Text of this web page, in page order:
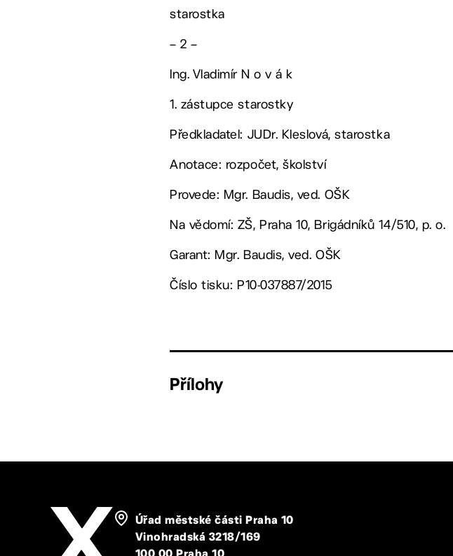
starostka
– 2 –
Ing. Vladimír N o v á k
1. zástupce starostky
Předkladatel: JUDr. Kleslová, starostka
Anotace: rozpočet, školství
Provede: Mgr. Baudis, ved. OŠK
Na vědomí: ZŠ, Praha 10, Brigádníků 14/510, p. o.
Garant: Mgr. Baudis, ved. OŠK
Číslo tisku: P10-037887/2015
Přílohy
Úřad městské části Praha 10
Vinohradská 3218/169